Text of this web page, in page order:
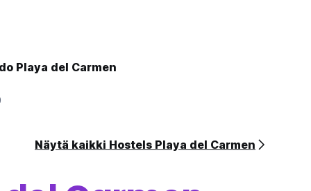
Playa del Carmen
Näytä kaikki Hostels Playa del Carmen